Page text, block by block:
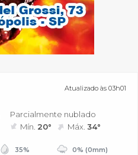
Atualizado às 03h01
Parcialmente nublado
Mín. 20° Máx.34°
35% 0% (0mm)